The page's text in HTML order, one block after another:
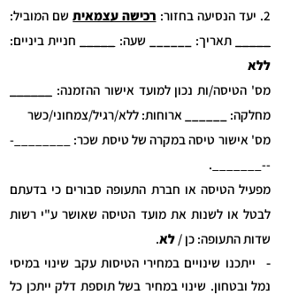
2. יעד הנסיעה בחזור:
רכישה עצמאיתשם המוביל:
תאריך: שעה:
חניית ביניים:
ללא
מס' הטיסה/ות נכון למועד אישור ההזמנה:
מחלקה:
ארוחות: ללא/רגיל/צמחוני/כשר
מס' אישור טיסה במקרה של טיסת שכר: ________-
--_______.
מפעיל הטיסה או חברת התעופה סבורים כי בדעתם
לבטל או לשנות את מועד הטיסה שאושר ע"י רשות
שדות התעופה: כן / לא.
-
ייתכנו שינויים במחירי הטיסות עקב שינוי במיסי
נמל ובטחון. שינוי במחיר בשל תוספת דלק ייתכן כל